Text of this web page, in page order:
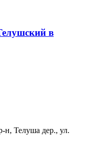
в
н, Телуша дер., ул.